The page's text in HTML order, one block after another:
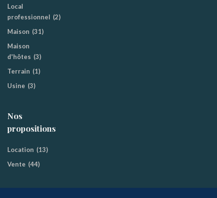
Local
professionnel (2)
Maison (31)
Maison
d'hôtes (3)
Terrain (1)
Usine (3)
Nos
propositions
Location (13)
Vente (44)